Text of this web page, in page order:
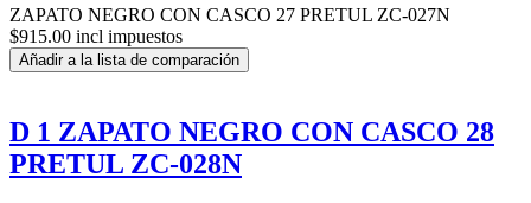
ZAPATO NEGRO CON CASCO 27 PRETUL ZC-027N
$915.00 incl impuestos
Añadir a la lista de comparación
D 1 ZAPATO NEGRO CON CASCO 28
PRETUL ZC-028N